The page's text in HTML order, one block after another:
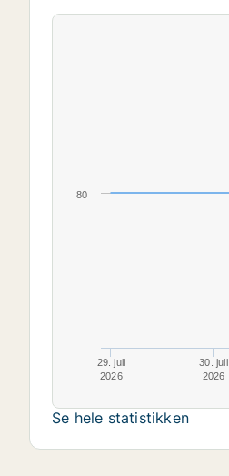
29. juli
2026
30. juli
2026
80
Se hele statistikken